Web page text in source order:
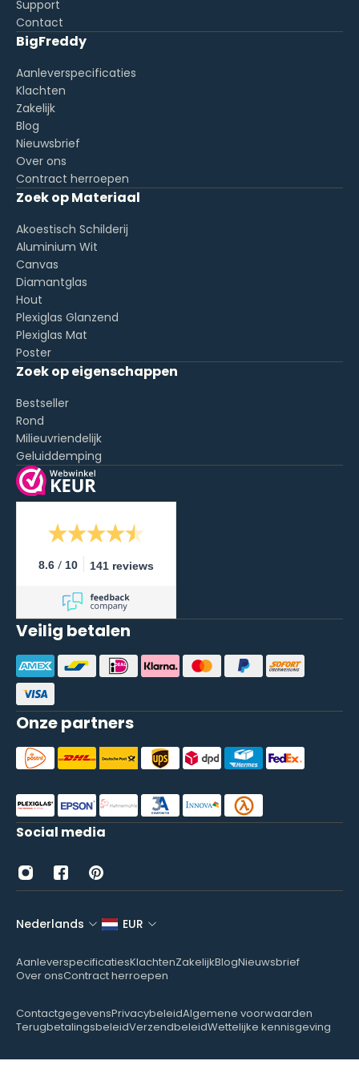
Support
Contact
BigFreddy
Aanleverspecificaties
Klachten
Zakelijk
Blog
Nieuwsbrief
Over ons
Contract herroepen
Zoek op Materiaal
Akoestisch Schilderij
Aluminium Wit
Canvas
Diamantglas
Hout
Plexiglas Glanzend
Plexiglas Mat
Poster
Zoek op eigenschappen
Bestseller
Rond
Milieuvriendelijk
Geluiddemping
8.6 / 10 141 reviews
Veilig betalen
Onze partners
Social media
Nederlands EUR
AanleverspecificatiesKlachtenZakelijkBlogNieuwsbrief
Over onsContract herroepen
ContactgegevensPrivacybeleidAlgemene voorwaarden
TerugbetalingsbeleidVerzendbeleidWettelijke kennisgeving